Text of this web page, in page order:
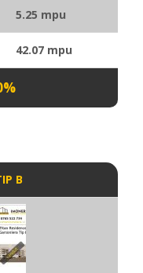
5.25 mpu
42.07 mpu
B